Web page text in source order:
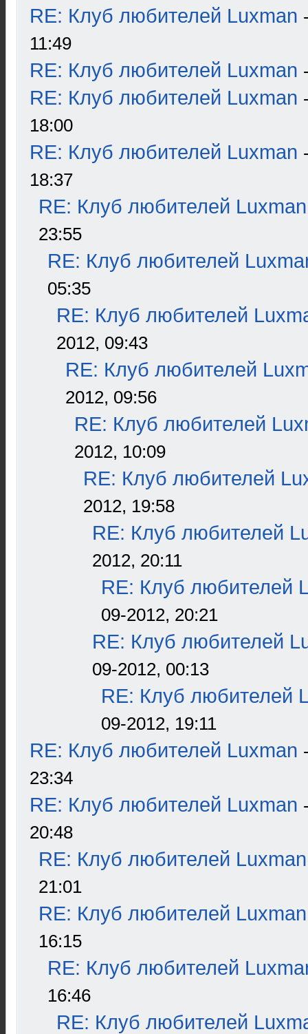
RE: Клуб любителей Luxman
11:49
RE: Клуб любителей Luxman
RE: Клуб любителей Luxman
18:00
RE: Клуб любителей Luxman
18:37
RE: Клуб любителей Luxman
23:55
RE: Клуб любителей
05:35
RE: Клуб любителей
2012, 09:43
RE: Клуб любителей
2012, 09:56
RE: Клуб любителей
2012, 10:09
RE: Клуб любителей
2012, 19:58
RE: Клуб любителей
2012, 20:11
RE: Клуб любителей
09-2012, 20:21
RE: Клуб любителей
09-2012, 00:13
RE: Клуб любителей
09-2012, 19:11
RE: Клуб любителей Luxman
23:34
RE: Клуб любителей Luxman
20:48
RE: Клуб любителей Luxman
21:01
RE: Клуб любителей Luxman
16:15
RE: Клуб любителей
16:46
RE: Клуб любителей